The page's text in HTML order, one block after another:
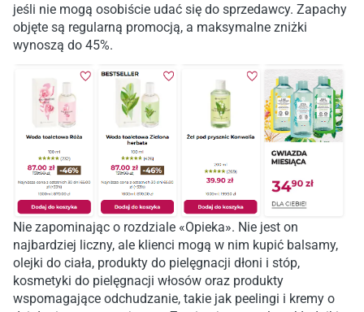
jeśli nie mogą osobiście udać się do sprzedawcy. Zapachy
objęte są regularną promocją, a maksymalne zniżki
wynoszą do 45%.
Nie zapominając o rozdziale «Opieka». Nie jest on
najbardziej liczny, ale klienci mogą w nim kupić balsamy,
olejki do ciała, produkty do pielęgnacji dłoni i stóp,
kosmetyki do pielęgnacji włosów oraz produkty
wspomagające odchudzanie, takie jak peelingi i kremy o